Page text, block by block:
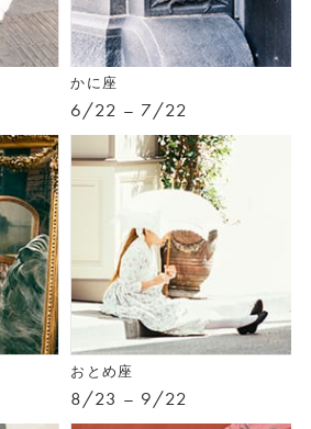
かに座
6/22 – 7/22
おとめ座
8/23 – 9/22